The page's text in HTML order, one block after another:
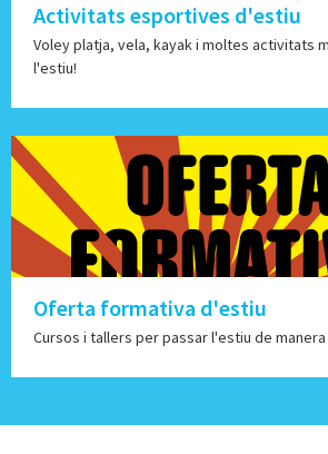
Activitats esportives d'estiu
Voley platja, vela, kayak i moltes activitats
l'estiu!
Oferta formativa d'estiu
Cursos i tallers per passar l'estiu de